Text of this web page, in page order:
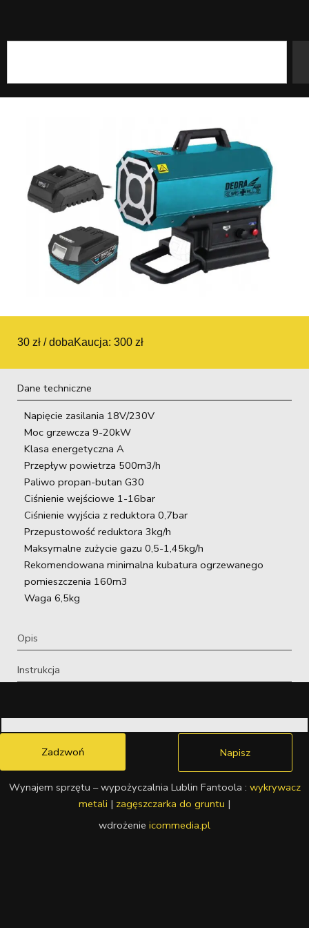
30 zł / dobaKaucja: 300 zł
Dane techniczne
Opis
Instrukcja
Napięcie zasilania 18V/230V
Moc grzewcza 9-20kW
Klasa energetyczna A
Przepływ powietrza 500m3/h
Paliwo propan-butan G30
Ciśnienie wejściowe 1-16bar
Ciśnienie wyjścia z reduktora 0,7bar
Przepustowość reduktora 3kg/h
Maksymalne zużycie gazu 0,5-1,45kg/h
Rekomendowana minimalna kubatura ogrzewanego
pomieszczenia 160m3
Waga 6,5kg
Zadzwoń Napisz
Wynajem sprzętu – wypożyczalnia Lublin Fantoola : wykrywacz
metali | zagęszczarka do gruntu |
wdrożenie icommedia.pl